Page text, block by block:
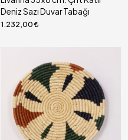
Deniz Sazı Duvar Tabağı
1.232,00